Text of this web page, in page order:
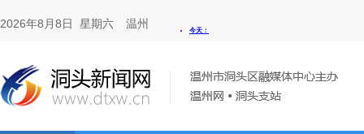
2026年8月8日 星期六 温州